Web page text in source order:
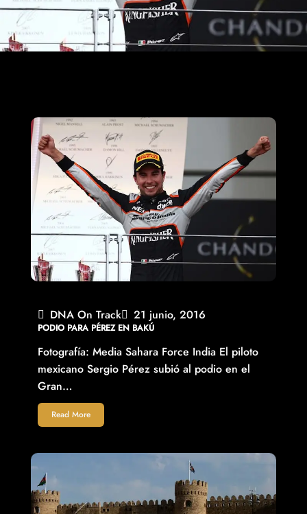
DNA On Track 21 junio, 2016
PODIO PARA PÉREZ EN BAKÚ
Fotografía: Media Sahara Force India El piloto
mexicano Sergio Pérez subió al podio en el
Gran…
Read More